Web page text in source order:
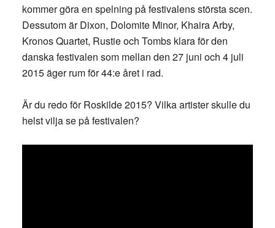
kommer göra en spelning på festivalens största scen.
Dessutom är Dixon, Dolomite Minor, Khaira Arby,
Kronos Quartet, Rustie och Tombs klara för den
danska festivalen som mellan den 27 juni och 4 juli
2015 äger rum för 44:e året i rad.
Är du redo för Roskilde 2015? Vilka artister skulle du
helst vilja se på festivalen?